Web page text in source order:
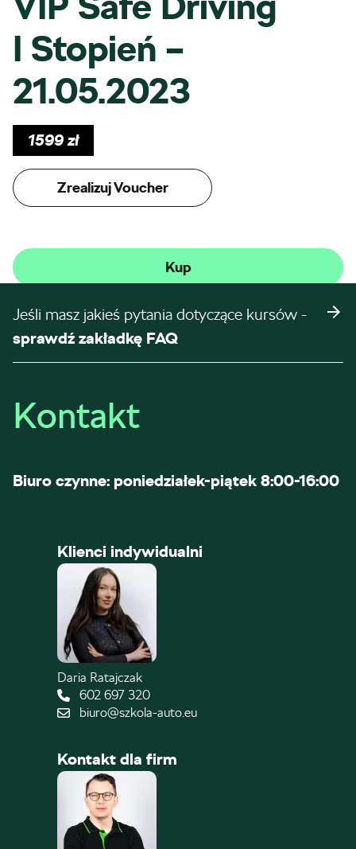
I Stopień –
21.05.2023
1599zł
Zrealizuj Voucher
Kup
Jeśli masz jakieś pytania dotyczące kursów -
sprawdź zakładkę FAQ
Kontakt
Biuro czynne: poniedziałek-piątek 8:00-16:00
Klienci indywidualni
Daria Ratajczak
602 697 320
biuro@szkola-auto.eu
Kontakt dla firm